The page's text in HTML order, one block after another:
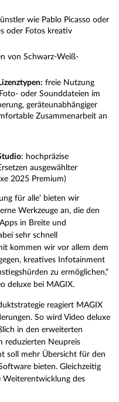
wie Pablo Picasso oder
oder Fotos kreativ
von Schwarz-Weiß-
freie Nutzung
oder Sounddateien im
geräteunabhängiger
Zusammenarbeit an
: hochpräzise
ausgewählter
2025 Premium)
für alle‘ bieten wir
Werkzeuge an, die den
in Breite und
sehr schnell
kommen wir vor allem dem
kreatives Infotainment
zu ermöglichen,“
deluxe bei MAGIX.
reagiert MAGIX
So wird Video deluxe
in den erweiterten
reduzierten Neupreis
soll mehr Übersicht für den
bieten. Gleichzeitig
des